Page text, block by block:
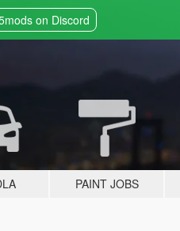
on Discord
PAINT JOBS